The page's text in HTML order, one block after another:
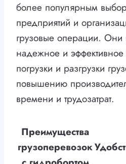
более популярным
предприятий и
грузовые операции. Они
надежное и
погрузки и разгрузки
повышению
времени и трудозатрат.
Преимущества
грузоперевозок